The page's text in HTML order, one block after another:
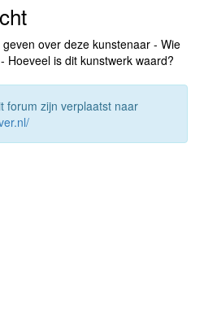
over deze kunstenaar - Wie
Hoeveel is dit kunstwerk waard?
forum zijn verplaatst naar